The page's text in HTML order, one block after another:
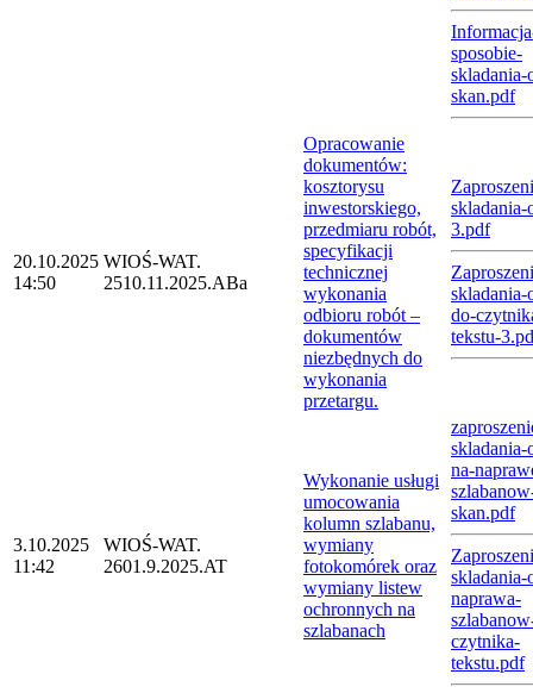
sposobie-
skladania-
skan.pdf
20.10.2025
14:50
WIOŚ-WAT.
2510.11.2025.ABa
Opracowanie
dokumentów:
kosztorysu
inwestorskiego,
przedmiaru robót,
specyfikacji
technicznej
wykonania
odbioru robót –
dokumentów
niezbędnych do
wykonania
przetargu.
skladania-
3.pdf
skladania-
do-
tekstu-
3.10.2025
11:42
WIOŚ-WAT.
2601.9.2025.AT
Wykonanie usługi
umocowania
kolumn szlabanu,
wymiany
fotokomórek oraz
wymiany listew
ochronnych na
szlabanach
skladania-
na-
skan.pdf
skladania-
naprawa-
czytnika-
tekstu.pdf